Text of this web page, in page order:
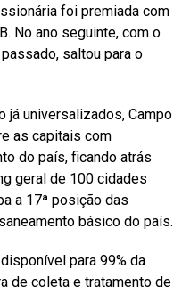
foi premiada com
No ano seguinte, com o
saltou para o
já universalizados, Campo
as capitais com
do país, ficando atrás
geral de 100 cidades
a 17ª posição das
básico do país.
para 99% da
de coleta e tratamento de